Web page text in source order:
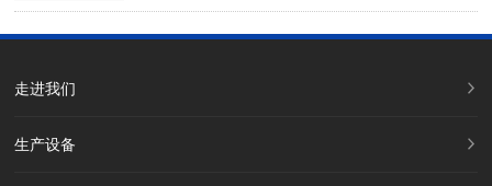
走进我们
生产设备